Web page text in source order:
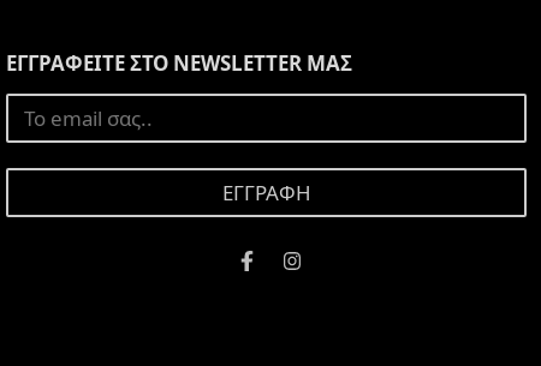
ΕΓΓΡΑΦΕΙΤΕ ΣΤΟ NEWSLETTER ΜΑΣ